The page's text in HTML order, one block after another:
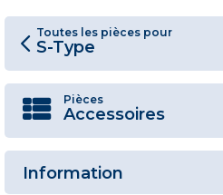
Toutes les pièces pour
S-Type
Pièces
Accessoires
Information